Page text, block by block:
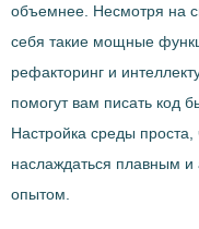
объемнее. Несмотря на
себя такие мощные
рефакторинг и
помогут вам писать код
Настройка среды
наслаждаться плавным и
опытом.